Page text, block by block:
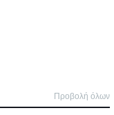
Προβολή όλων